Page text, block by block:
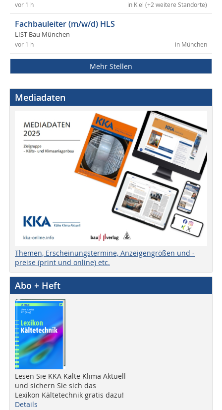
in Kiel (+2 weitere Standorte)
vor 1 h
Fachbauleiter (m/w/d) HLS
LIST Bau München
in München
vor 1 h
Mehr Stellen
Mediadaten
Themen, Erscheinungstermine, Anzeigengrößen und -
preise (print und online) etc.
Abo + Heft
Lesen Sie KKA Kälte Klima Aktuell
und sichern Sie sich das
Lexikon Kältetechnik gratis dazu!
Details